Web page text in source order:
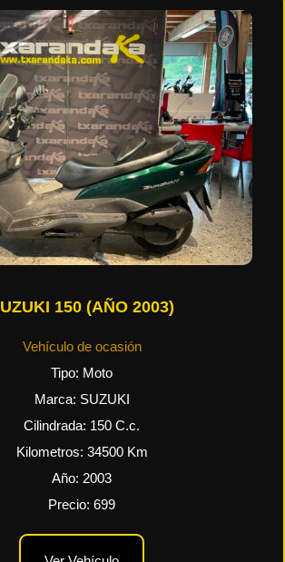
150 (AÑO 2003)
Vehículo de ocasión
Tipo: Moto
Marca: SUZUKI
Cilindrada: 150 C.c.
Kilometros: 34500Km
Año: 2003
Precio: 699